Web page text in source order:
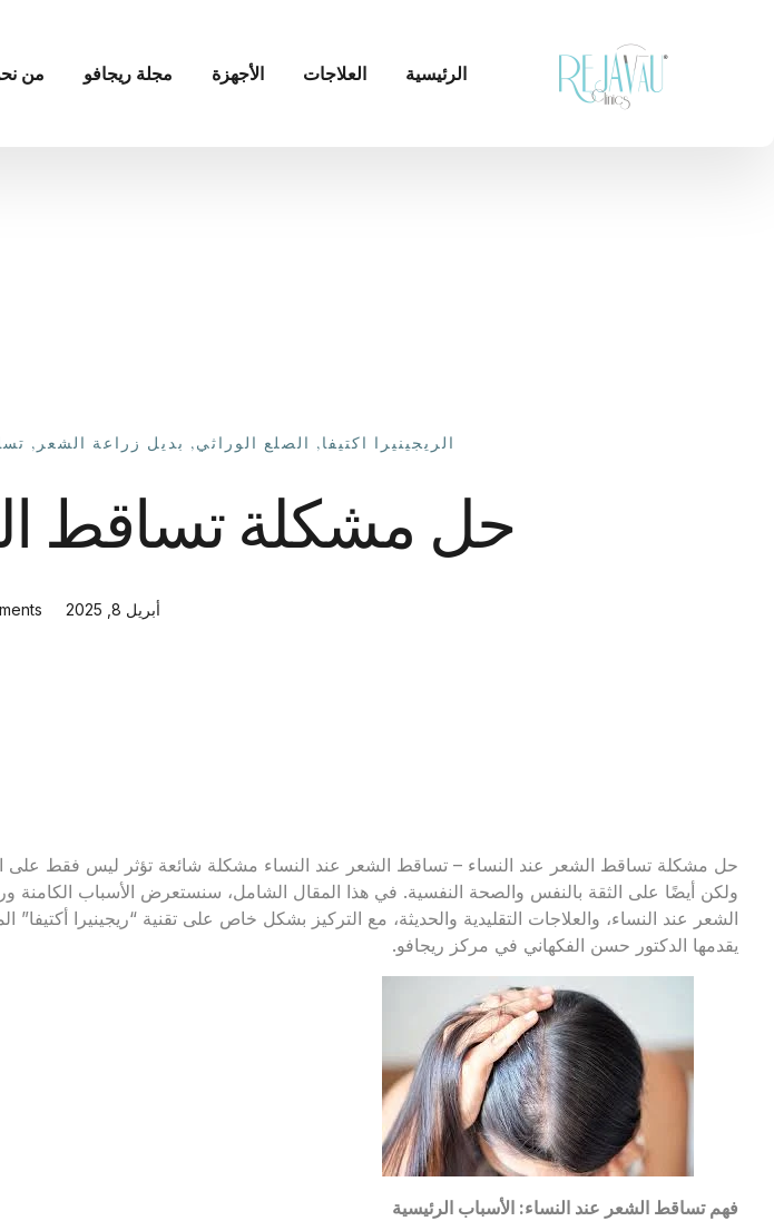
الرئيسية العلاجات الأجهزة مجلة ريجافو من
الريجينيرا اكتيفا, الصلع الوراثي, بديل زراعة الشعر ,
حل مشكلة تساقط
أبريل 8, 2025
حل مشكلة تساقط الشعر عند النساء – تساقط الشعر عند النساء مشكلة شائعة تؤثر ليس فقط على
ولكن أيضًا على الثقة بالنفس والصحة النفسية. في هذا المقال الشامل، سنستعرض الأسباب الكامنة
الشعر عند النساء، والعلاجات التقليدية والحديثة، مع التركيز بشكل خاص على تقنية “ريجينيرا أكتيفا”
يقدمها الدكتور حسن الفكهاني في مركز ريجافو.
فهم تساقط الشعر عند النساء: الأسباب الرئيسية